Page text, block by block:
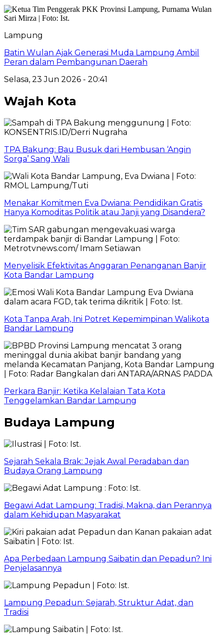
Lampung
Batin Wulan Ajak Generasi Muda Lampung Ambil
Peran dalam Pembangunan Daerah
Selasa, 23 Jun 2026 - 20:41
Wajah Kota
TPA Bakung: Bau Busuk dari Hembusan ‘Angin
Sorga’ Sang Wali
Menakar Komitmen Eva Dwiana: Pendidikan Gratis
Hanya Komoditas Politik atau Janji yang Disandera?
Menyelisik Efektivitas Anggaran Penanganan Banjir
Kota Bandar Lampung
Kota Tanpa Arah, Ini Potret Kepemimpinan Walikota
Bandar Lampung
Perkara Banjir: Ketika Kelalaian Tata Kota
Tenggelamkan Bandar Lampung
Budaya Lampung
Sejarah Sekala Brak: Jejak Awal Peradaban dan
Budaya Orang Lampung
Begawi Adat Lampung: Tradisi, Makna, dan Perannya
dalam Kehidupan Masyarakat
Apa Perbedaan Lampung Saibatin dan Pepadun? Ini
Penjelasannya
Lampung Pepadun: Sejarah, Struktur Adat, dan
Tradisi